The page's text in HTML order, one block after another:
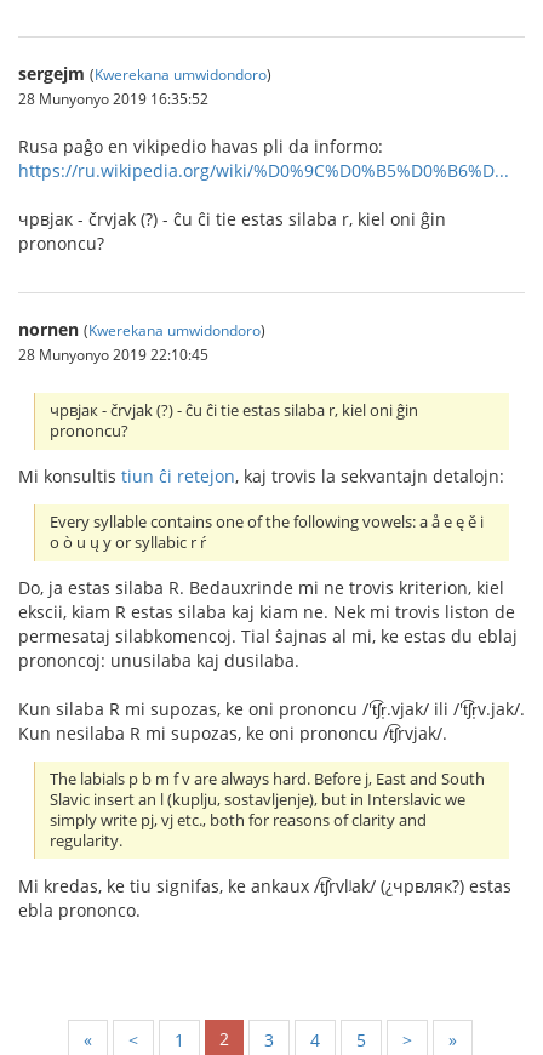
sergejm (Kwerekana umwidondoro)
28 Munyonyo 2019 16:35:52
Rusa paĝo en vikipedio havas pli da informo:
https://ru.wikipedia.org/wiki/%D0%9C%D0%B5%D0%B6%D...
чрвjак - črvjak (?) - ĉu ĉi tie estas silaba r, kiel oni ĝin
prononcu?
nornen (Kwerekana umwidondoro)
28 Munyonyo 2019 22:10:45
чрвjак - črvjak (?) - ĉu ĉi tie estas silaba r, kiel oni ĝin
prononcu?
Mi konsultis tiun ĉi retejon, kaj trovis la sekvantajn detalojn:
Every syllable contains one of the following vowels: a å e ę ě i
o ò u ų y or syllabic r ŕ
Do, ja estas silaba R. Bedauxrinde mi ne trovis kriterion, kiel
ekscii, kiam R estas silaba kaj kiam ne. Nek mi trovis liston de
permesataj silabkomencoj. Tial ŝajnas al mi, ke estas du eblaj
prononcoj: unusilaba kaj dusilaba.
Kun silaba R mi supozas, ke oni prononcu /'t͡ʃr̩.vjak/ ili /'t͡ʃr̩v.jak/.
Kun nesilaba R mi supozas, ke oni prononcu /t͡ʃrvjak/.
The labials p b m f v are always hard. Before j, East and South
Slavic insert an l (kuplju, sostavljenje), but in Interslavic we
simply write pj, vj etc., both for reasons of clarity and
regularity.
Mi kredas, ke tiu signifas, ke ankaux /t͡ʃrvlʲak/ (¿чрвляк?) estas
ebla prononco.
« < 1 2 3 4 5 > »